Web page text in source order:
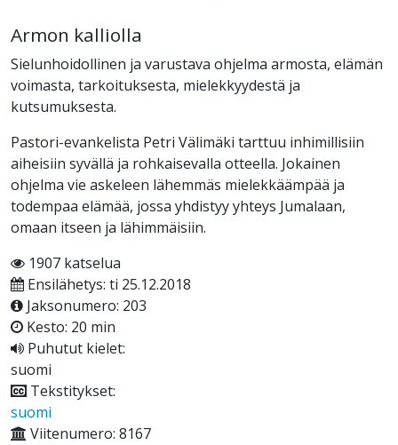
Armon kalliolla
Sielunhoidollinen ja varustava ohjelma armosta, elämän
voimasta, tarkoituksesta, mielekkyydestä ja
kutsumuksesta.
Pastori-evankelista Petri Välimäki tarttuu inhimillisiin
aiheisiin syvällä ja rohkaisevalla otteella. Jokainen
ohjelma vie askeleen lähemmäs mielekkäämpää ja
todempaa elämää, jossa yhdistyy yhteys Jumalaan,
omaan itseen ja lähimmäisiin.
1907 katselua
Ensilähetys: ti 25.12.2018
Jaksonumero: 203
Kesto: 20 min
Puhutut kielet:
suomi
Tekstitykset:
suomi
Viitenumero: 8167